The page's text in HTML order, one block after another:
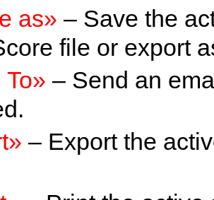
as» – Save the
file or export
– Send an
– Export the